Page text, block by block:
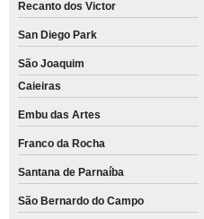
Recanto dos Victor
San Diego Park
São Joaquim
Caieiras
Embu das Artes
Franco da Rocha
Santana de Parnaíba
São Bernardo do Campo